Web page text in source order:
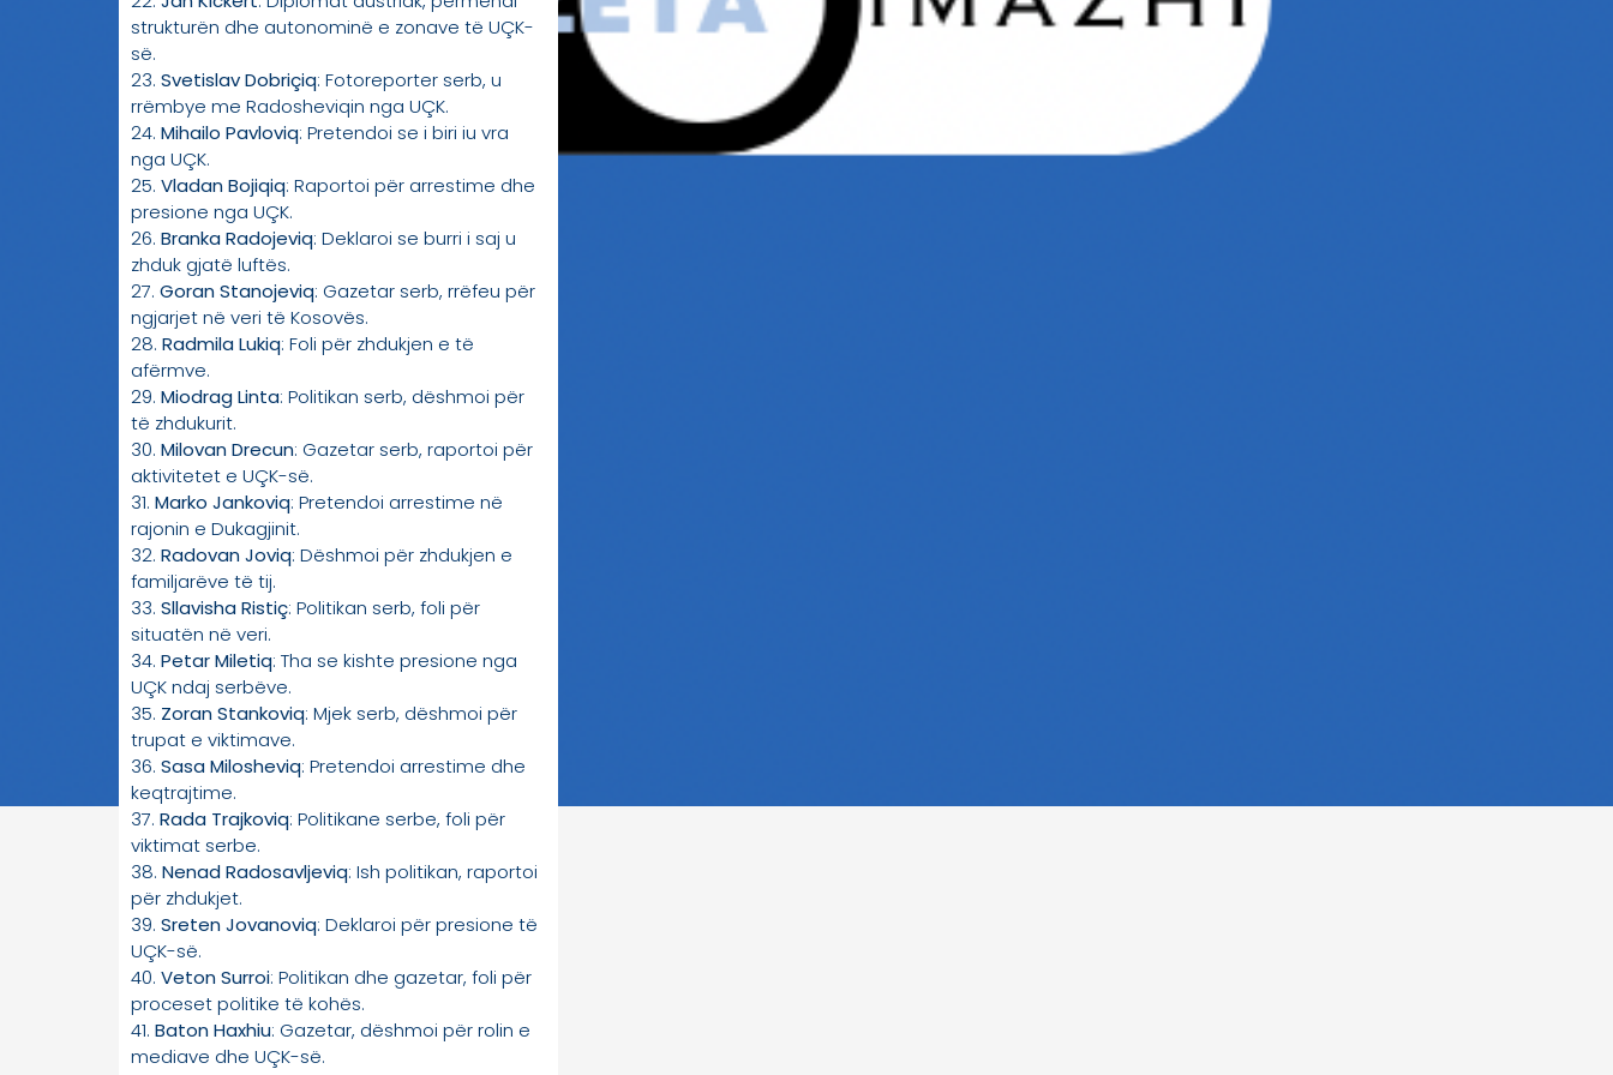
strukturën dhe autonominë e zonave të UÇK-
së.
23. Svetislav Dobriçiq: Fotoreporter serb, u
rrëmbye me Radosheviqin nga UÇK.
24. Mihailo Pavloviq: Pretendoi se i biri iu vra
nga UÇK.
25. Vladan Bojiqiq: Raportoi për arrestime dhe
presione nga UÇK.
26. Branka Radojeviq: Deklaroi se burri i saj u
zhduk gjatë luftës.
27. Goran Stanojeviq: Gazetar serb, rrëfeu për
ngjarjet në veri të Kosovës.
28. Radmila Lukiq: Foli për zhdukjen e të
afërmve.
29. Miodrag Linta: Politikan serb, dëshmoi për
të zhdukurit.
30. Milovan Drecun: Gazetar serb, raportoi për
aktivitetet e UÇK-së.
31. Marko Jankoviq: Pretendoi arrestime në
rajonin e Dukagjinit.
32. Radovan Joviq: Dëshmoi për zhdukjen e
familjarëve të tij.
33. Sllavisha Ristiç: Politikan serb, foli për
situatën në veri.
34. Petar Miletiq: Tha se kishte presione nga
UÇK ndaj serbëve.
35. Zoran Stankoviq: Mjek serb, dëshmoi për
trupat e viktimave.
36. Sasa Milosheviq: Pretendoi arrestime dhe
keqtrajtime.
37. Rada Trajkoviq: Politikane serbe, foli për
viktimat serbe.
38. Nenad Radosavljeviq: Ish politikan, raportoi
për zhdukjet.
39. Sreten Jovanoviq: Deklaroi për presione të
UÇK-së.
40. Veton Surroi: Politikan dhe gazetar, foli për
proceset politike të kohës.
41. Baton Haxhiu: Gazetar, dëshmoi për rolin e
mediave dhe UÇK-së.